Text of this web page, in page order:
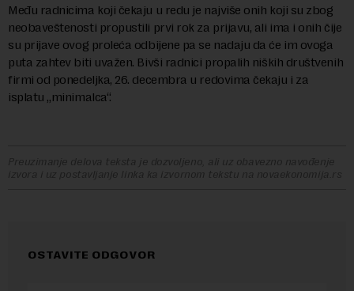
Među radnicima koji čekaju u redu je najviše onih koji su zbog
neobaveštenosti propustili prvi rok za prijavu, ali ima i onih čije
su prijave ovog proleća odbijene pa se nadaju da će im ovoga
puta zahtev biti uvažen. Bivši radnici propalih niških društvenih
firmi od ponedeljka, 26. decembra u redovima čekaju i za
isplatu „minimalca“.
Preuzimanje delova teksta je dozvoljeno, ali uz obavezno navođenje
izvora i uz postavljanje linka ka izvornom tekstu na novaekonomija.rs
OSTAVITE ODGOVOR